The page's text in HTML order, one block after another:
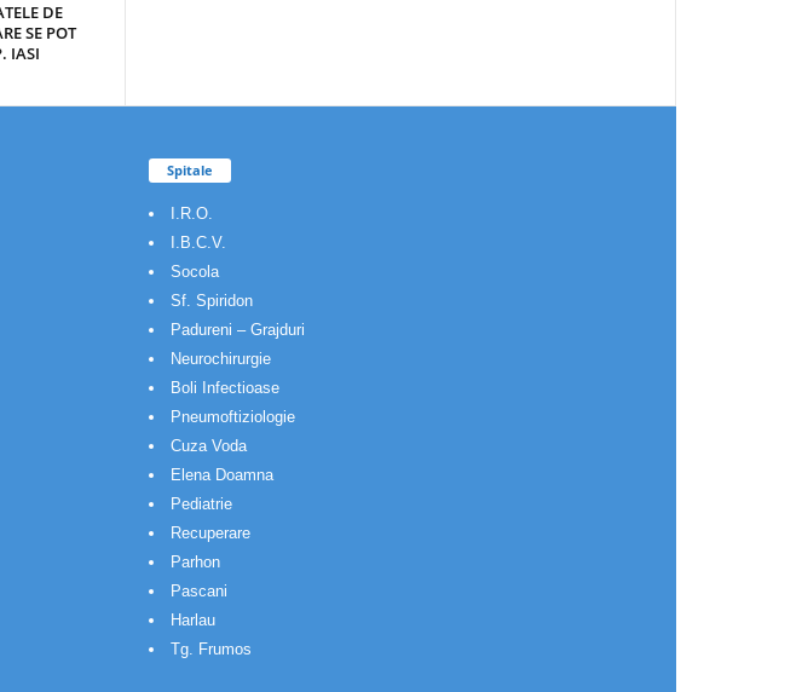
DE
SE POT
IASI
Spitale
I.R.O.
I.B.C.V.
Socola
Sf. Spiridon
Padureni – Grajduri
Neurochirurgie
Boli Infectioase
Pneumoftiziologie
Cuza Voda
Elena Doamna
Pediatrie
Recuperare
Parhon
Pascani
Harlau
Tg. Frumos